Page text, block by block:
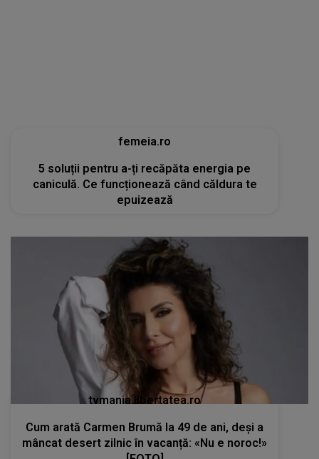
tvmania.libertatea.ro
Cum arată Carmen Brumă la 49 de ani, deși a
mâncat desert zilnic în vacanță: «Nu e noroc!»
[FOTO]